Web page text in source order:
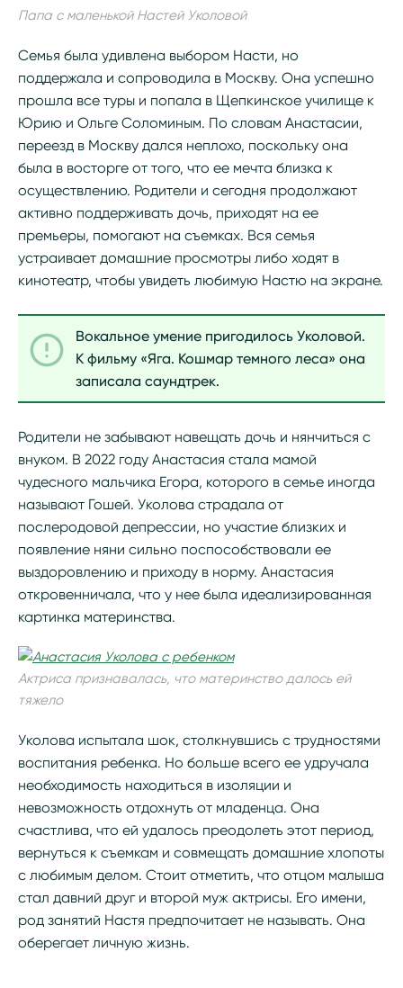
Папа с маленькой Настей Уколовой
Семья была удивлена выбором Насти, но
поддержала и сопроводила в Москву. Она успешно
прошла все туры и попала в Щепкинское училище к
Юрию и Ольге Соломиным. По словам Анастасии,
переезд в Москву дался неплохо, поскольку она
была в восторге от того, что ее мечта близка к
осуществлению. Родители и сегодня продолжают
активно поддерживать дочь, приходят на ее
премьеры, помогают на съемках. Вся семья
устраивает домашние просмотры либо ходят в
кинотеатр, чтобы увидеть любимую Настю на экране.
Вокальное умение пригодилось Уколовой.
К фильму «Яга. Кошмар темного леса» она
записала саундтрек.
Родители не забывают навещать дочь и нянчиться с
внуком. В 2022 году Анастасия стала мамой
чудесного мальчика Егора, которого в семье иногда
называют Гошей. Уколова страдала от
послеродовой депрессии, но участие близких и
появление няни сильно поспособствовали ее
выздоровлению и приходу в норму. Анастасия
откровенничала, что у нее была идеализированная
картинка материнства.
Актриса признавалась, что материнство далось ей
тяжело
Уколова испытала шок, столкнувшись с трудностями
воспитания ребенка. Но больше всего ее удручала
необходимость находиться в изоляции и
невозможность отдохнуть от младенца. Она
счастлива, что ей удалось преодолеть этот период,
вернуться к съемкам и совмещать домашние хлопоты
с любимым делом. Стоит отметить, что отцом малыша
стал давний друг и второй муж актрисы. Его имени,
род занятий Настя предпочитает не называть. Она
оберегает личную жизнь.